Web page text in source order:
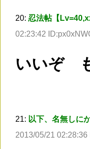
20: 忍法帖【
02:23:42
いいぞ
21: 以下、名無しに
2013/05/21 02:28:36